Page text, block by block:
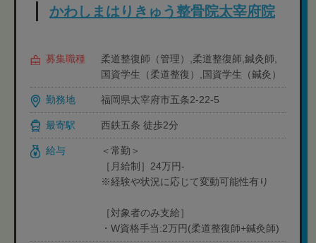
かわしまはりきゅう整骨院太宰府院
募集職種
柔道整復師（管理）,柔道整復師,鍼灸師,
国資学生（柔道整復）,国資学生（鍼灸）
勤務地 福岡県太宰府市五条2-22-5
最寄駅 西鉄五条 徒歩2分
給与
＜常勤＞
［月給制］24万円-
※経験や状況に応じて変動可能性有り
［対象者のみ支給］
・W資格手当:2万円(柔道整復師+鍼灸師)